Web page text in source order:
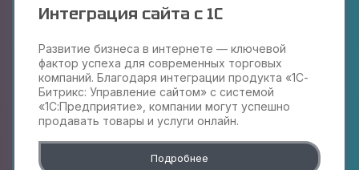
Интеграция сайта с 1С
Развитие бизнеса в интернете — ключевой
фактор успеха для современных торговых
компаний. Благодаря интеграции продукта «1С-
Битрикс: Управление сайтом» с системой
«1С:Предприятие», компании могут успешно
продавать товары и услуги онлайн.
Подробнее